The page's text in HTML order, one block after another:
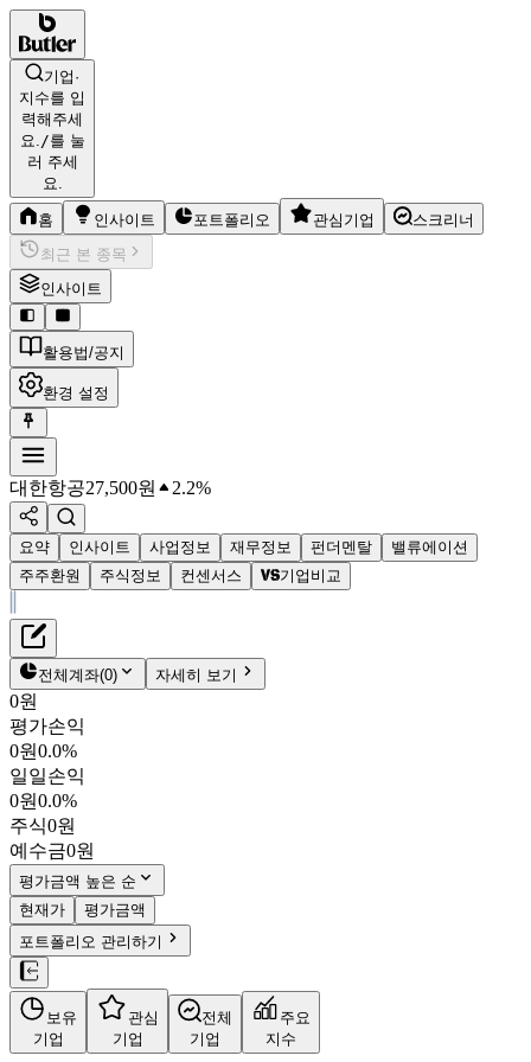
기업·
지수를 입
력해주세
요./를 눌
러 주세
요.
홈 인사이트 포트폴리오 관심기업
스크리너
최근 본 종목
인사이트
활용법/공지
환경 설정
대한항공27,500원 2.2%
요약 인사이트 사업정보 재무정보 펀더멘탈
밸류에이션
주주환원
주식정보 컨센서스 기업비교
대한항공
27,500원
003490
KOSPI
시가총액
PBR0.93
PER16.47
fPER 32.61
배당수익률2.73%
자사주비율0.00%
결산월12월
4분기누적
10년
주재무제표
재무정보
펀더멘탈
밸류에이션
주주환원
컨센서스
주식정보
전체계좌(0) 자세히 보기
0원
평가손익
0원0.0%
일일손익
0원0.0%
주식0원
예수금0원
평가금액 높은 순
현재가
평가금액
포트폴리오 관리하기
보유
기업
관심
기업
전체
기업
주요
지수